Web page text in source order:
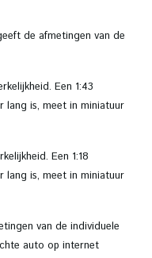
de afmetingen van de
Een 1:43
lang is, meet in miniatuur
Een 1:18
lang is, meet in miniatuur
van de individuele
auto op internet